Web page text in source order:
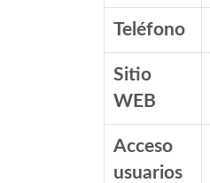
Teléfono
Sitio
WEB
Acceso
usuarios